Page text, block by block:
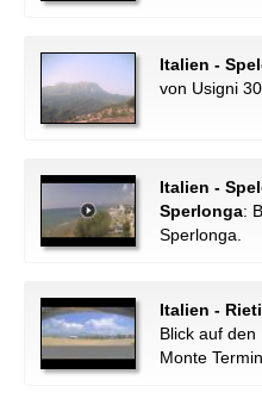
Italien -
von Usigni
Italien -
Sperlonga:
Sperlonga.
Italien -
Blick auf
Monte